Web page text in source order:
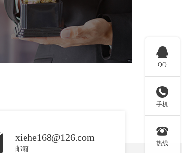
xiehe168@126.com
邮箱

QQ

手机

热线